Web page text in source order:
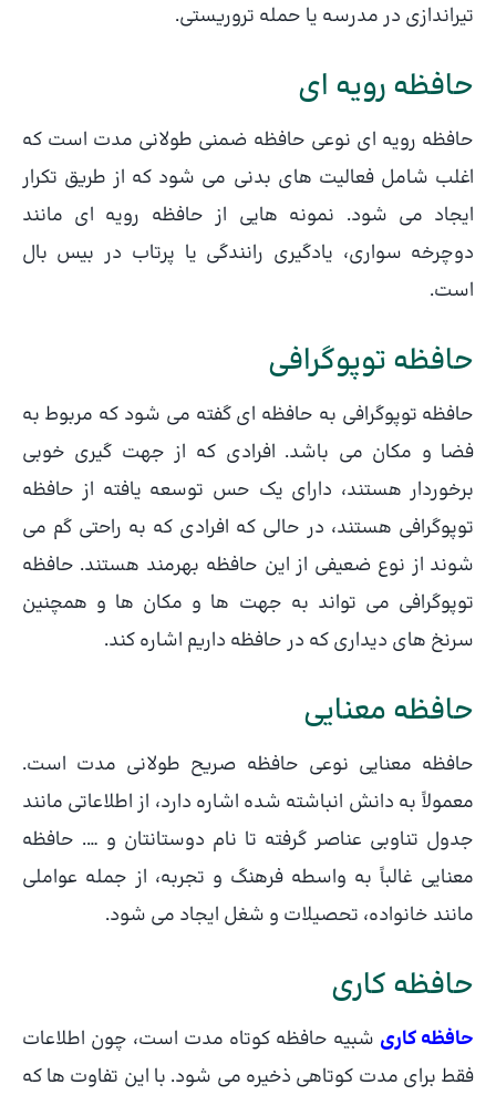
تیراندازی در مدرسه یا حمله تروریستی.
حافظه رویه ای
حافظه رویه ای نوعی حافظه ضمنی طولانی مدت است که
اغلب شامل فعالیت های بدنی می شود که از طریق تکرار
ایجاد می شود. نمونه هایی از حافظه رویه ای مانند
دوچرخه سواری، یادگیری رانندگی یا پرتاب در بیس بال
است.
حافظه توپوگرافی
حافظه توپوگرافی به حافظه ای گفته می شود که مربوط به
فضا و مکان می باشد. افرادی که از جهت گیری خوبی
برخوردار هستند، دارای یک حس توسعه یافته از حافظه
توپوگرافی هستند، در حالی که افرادی که به راحتی گم می
شوند از نوع ضعیفی از این حافظه بهرمند هستند. حافظه
توپوگرافی می تواند به جهت ها و مکان ها و همچنین
سرنخ های دیداری که در حافظه داریم اشاره کند.
حافظه معنایی
حافظه معنایی نوعی حافظه صریح طولانی مدت است.
معمولاً به دانش انباشته شده اشاره دارد، از اطلاعاتی مانند
جدول تناوبی عناصر گرفته تا نام دوستانتان و …. حافظه
معنایی غالباً به واسطه فرهنگ و تجربه، از جمله عواملی
مانند خانواده، تحصیلات و شغل ایجاد می شود.
حافظه کاری
حافظه کاری شبیه حافظه کوتاه مدت است، چون اطلاعات
فقط برای مدت کوتاهی ذخیره می شود. با این تفاوت ها که